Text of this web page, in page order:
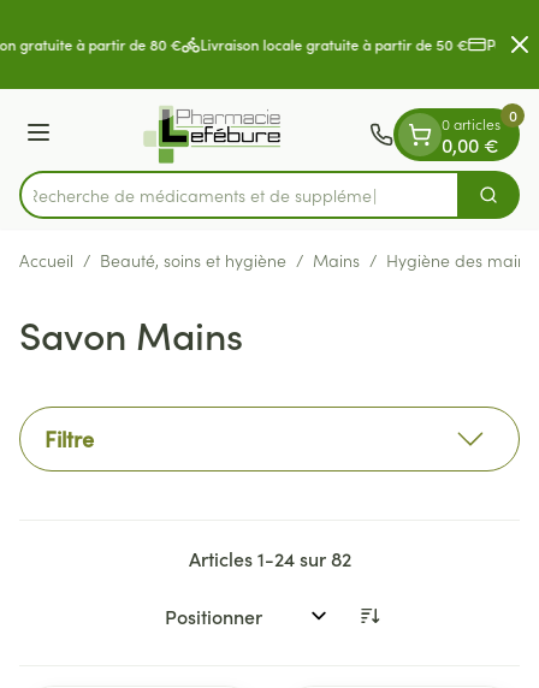
gratuite à partir de 80 € Livraison locale gratuite à partir de 50 €
Menu
Rechercher
Recherche de médica
0 articles
0,00 €
0
Accueil / Beauté, soins et hygiène / Mains / Hygiène des mains
Savon Mains
Filtre
Articles1-24sur82
Trier par: